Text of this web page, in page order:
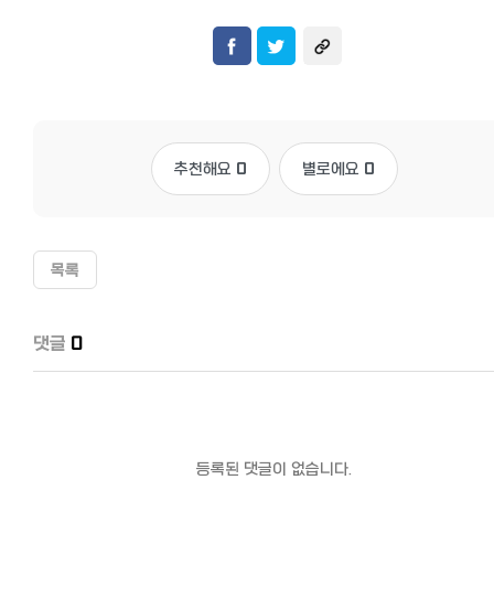
추천해요 0 별로에요 0
목록
댓글 0
등록된 댓글이 없습니다.